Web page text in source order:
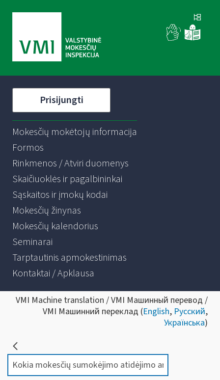
Prisijungti
Mokesčių mokėtojų informacija
Formos
Rinkmenos / Atviri duomenys
Skaičiuoklės ir pagalbininkai
Sąskaitos ir įmokų kodai
Mokesčių žinynas
Mokesčių kalendorius
Seminarai
Tarptautinis apmokestinimas
Kontaktai / Apklausa
VMI Machine translation / VMI Машинный перевод /
VMI Машинний переклад (English, Русский,
Українська)